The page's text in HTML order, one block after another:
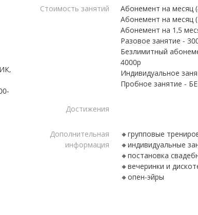
Стоимость занятий
Абонемент на месяц
Абонемент на месяц
Абонемент на 1,5
Разовое занятие -
Безлимитный
4000р
Индивидуальное
Достижения
Дополнительная
информация
🔸групповые
🔸индивидуальные
🔸постановка
🔸вечеринки и